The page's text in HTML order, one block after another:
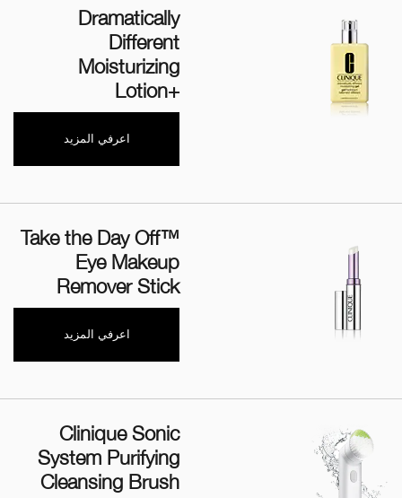
Dramatically
Different
Moisturizing
Lotion+‎
اعرفي المزيد
Take the Day Off™
Eye Makeup
Remover Stick
اعرفي المزيد
Clinique Sonic
System Purifying
Cleansing Brush